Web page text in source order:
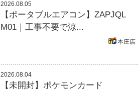
2026.08.05
【ポータブルエアコン】ZAPJQL
M01｜工事不要で涼...
本庄店
2026.08.04
【未開封】ポケモンカード